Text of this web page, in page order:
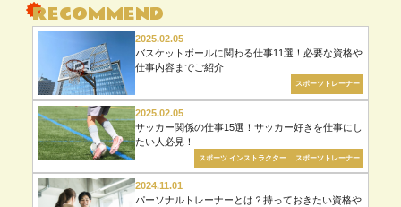
RECOMMEND
2025.02.05
バスケットボールに関わる仕事11選！必要な資格や
仕事内容までご紹介
スポーツトレーナー
2025.02.05
サッカー関係の仕事15選！サッカー好きを仕事にし
たい人必見！
スポーツ インストラクター スポーツトレーナー
2024.11.01
パーソナルトレーナーとは？持っておきたい資格や